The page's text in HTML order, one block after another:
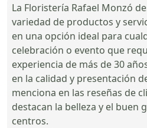
La Floristería Rafael Monzó
variedad de productos y
en una opción ideal para
celebración o evento que
experiencia de más de 30
en la calidad y presentación
menciona en las reseñas de
destacan la belleza y el buen
centros.